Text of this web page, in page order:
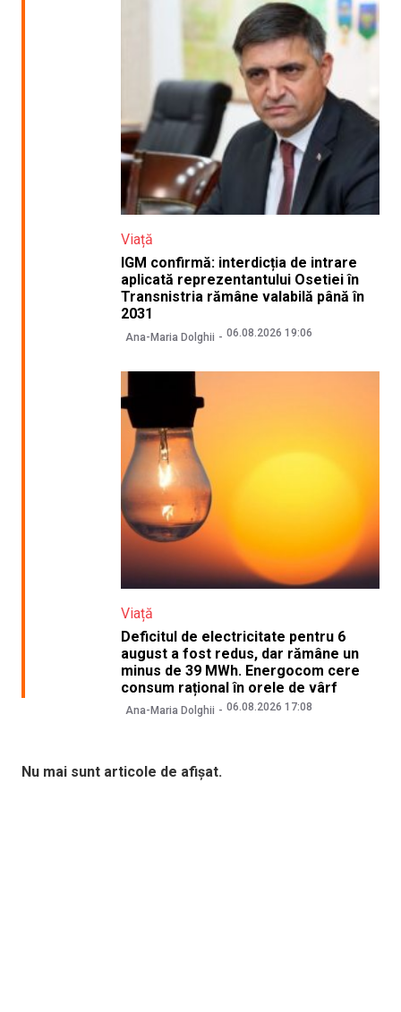
Viață
IGM confirmă: interdicția de intrare
aplicată reprezentantului Osetiei în
Transnistria rămâne valabilă până în
2031
Ana-Maria Dolghii 06.08.2026 19:06
Viață
Deficitul de electricitate pentru 6
august a fost redus, dar rămâne un
minus de 39 MWh. Energocom cere
consum rațional în orele de vârf
Ana-Maria Dolghii 06.08.2026 17:08
Nu mai sunt articole de afișat.